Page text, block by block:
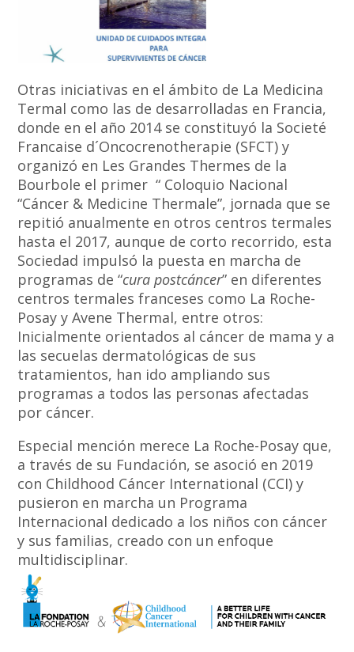
Otras iniciativas en el ámbito de La Medicina
Termal como las de desarrolladas en Francia,
donde en el año 2014 se constituyó la Societé
Francaise d´Oncocrenotherapie (SFCT) y
organizó en Les Grandes Thermes de la
Bourbole el primer “ Coloquio Nacional
“Cáncer & Medicine Thermale”, jornada que se
repitió anualmente en otros centros termales
hasta el 2017, aunque de corto recorrido, esta
Sociedad impulsó la puesta en marcha de
programas de “cura postcáncer” en diferentes
centros termales franceses como La Roche-
Posay y Avene Thermal, entre otros:
Inicialmente orientados al cáncer de mama y a
las secuelas dermatológicas de sus
tratamientos, han ido ampliando sus
programas a todos las personas afectadas
por cáncer.
Especial mención merece La Roche-Posay que,
a través de su Fundación, se asoció en 2019
con Childhood Cáncer International (CCI) y
pusieron en marcha un Programa
Internacional dedicado a los niños con cáncer
y sus familias, creado con un enfoque
multidisciplinar.